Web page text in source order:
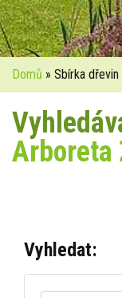
Domů » Sbírka
Arboreta
Vyhledat: